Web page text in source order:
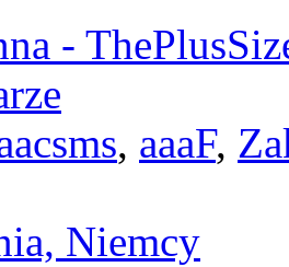
-
, aaaF,
Niemcy